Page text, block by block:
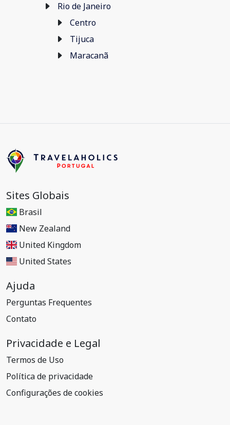
Rio de Janeiro
Centro
Tijuca
Maracanã
Sites Globais
Brasil
New Zealand
United Kingdom
United States
Ajuda
Perguntas Frequentes
Contato
Privacidade e Legal
Termos de Uso
Política de privacidade
Configurações de cookies